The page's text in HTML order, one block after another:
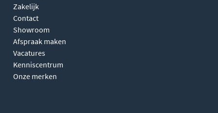
Zakelijk
Contact
Showroom
Afspraak maken
Vacatures
Kenniscentrum
Onze merken